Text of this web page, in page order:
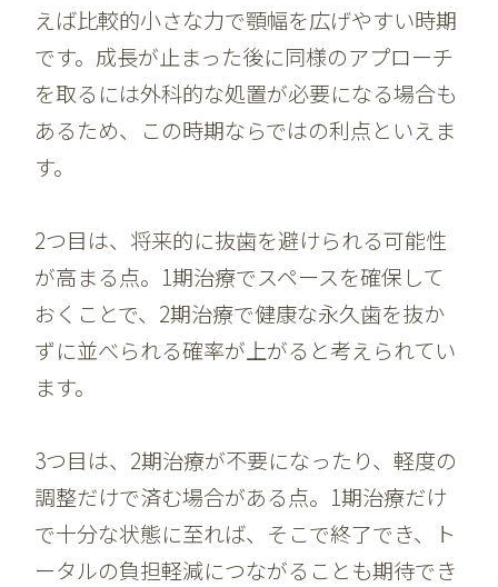
えば比較的小さな力で顎幅を広げやすい時期
です。成長が止まった後に同様のアプローチ
を取るには外科的な処置が必要になる場合も
あるため、この時期ならではの利点といえま
す。
2つ目は、将来的に抜歯を避けられる可能性
が高まる点。1期治療でスペースを確保して
おくことで、2期治療で健康な永久歯を抜か
ずに並べられる確率が上がると考えられてい
ます。
3つ目は、2期治療が不要になったり、軽度の
調整だけで済む場合がある点。1期治療だけ
で十分な状態に至れば、そこで終了でき、ト
ータルの負担軽減につながることも期待でき